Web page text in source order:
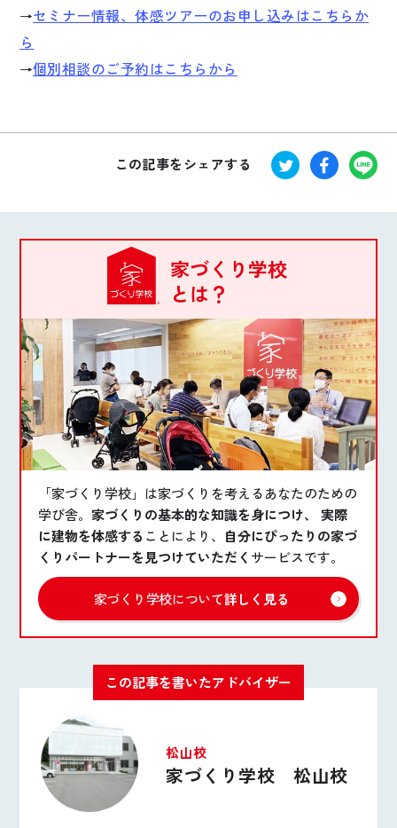
→セミナー情報、体感ツアーのお申し込みはこちらか
ら
→個別相談のご予約はこちらから
この記事をシェアする
家づくり学校
とは？
「家づくり学校」は家づくりを考えるあなたのための
学び舎。 家づくりの基本的な知識を身につけ、 実際
に建物を体感する ことにより、 自分にぴったりの家づ
くりパートナーを見つけていただく サービスです。
家づくり学校について詳しく見る
この記事を書いたアドバイザー
松山校
家づくり学校 松山校